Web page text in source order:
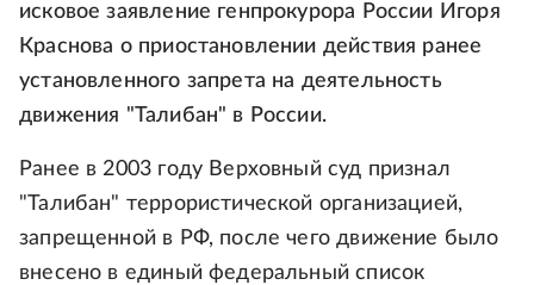
исковое заявление генпрокурора России Игоря
Краснова о приостановлении действия ранее
установленного запрета на деятельность
движения "Талибан" в России.
Ранее в 2003 году Верховный суд признал
"Талибан" террористической организацией,
запрещенной в РФ, после чего движение было
внесено в единый федеральный список